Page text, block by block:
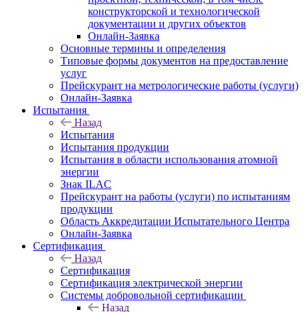
конструкторской и технологической
документации и других объектов
Онлайн-Заявка
Основные термины и определения
Типовые формы документов на предоставление
услуг
Прейскурант на метрологические работы (услуги)
Онлайн-Заявка
Испытания
Назад
Испытания
Испытания продукции
Испытания в области использования атомной
энергии
Знак ILAC
Прейскурант на работы (услуги) по испытаниям
продукции
Область Аккредитации Испытательного Центра
Онлайн-Заявка
Сертификация
Назад
Сертификация
Сертификация электрической энергии
Системы добровольной сертификации
Назад